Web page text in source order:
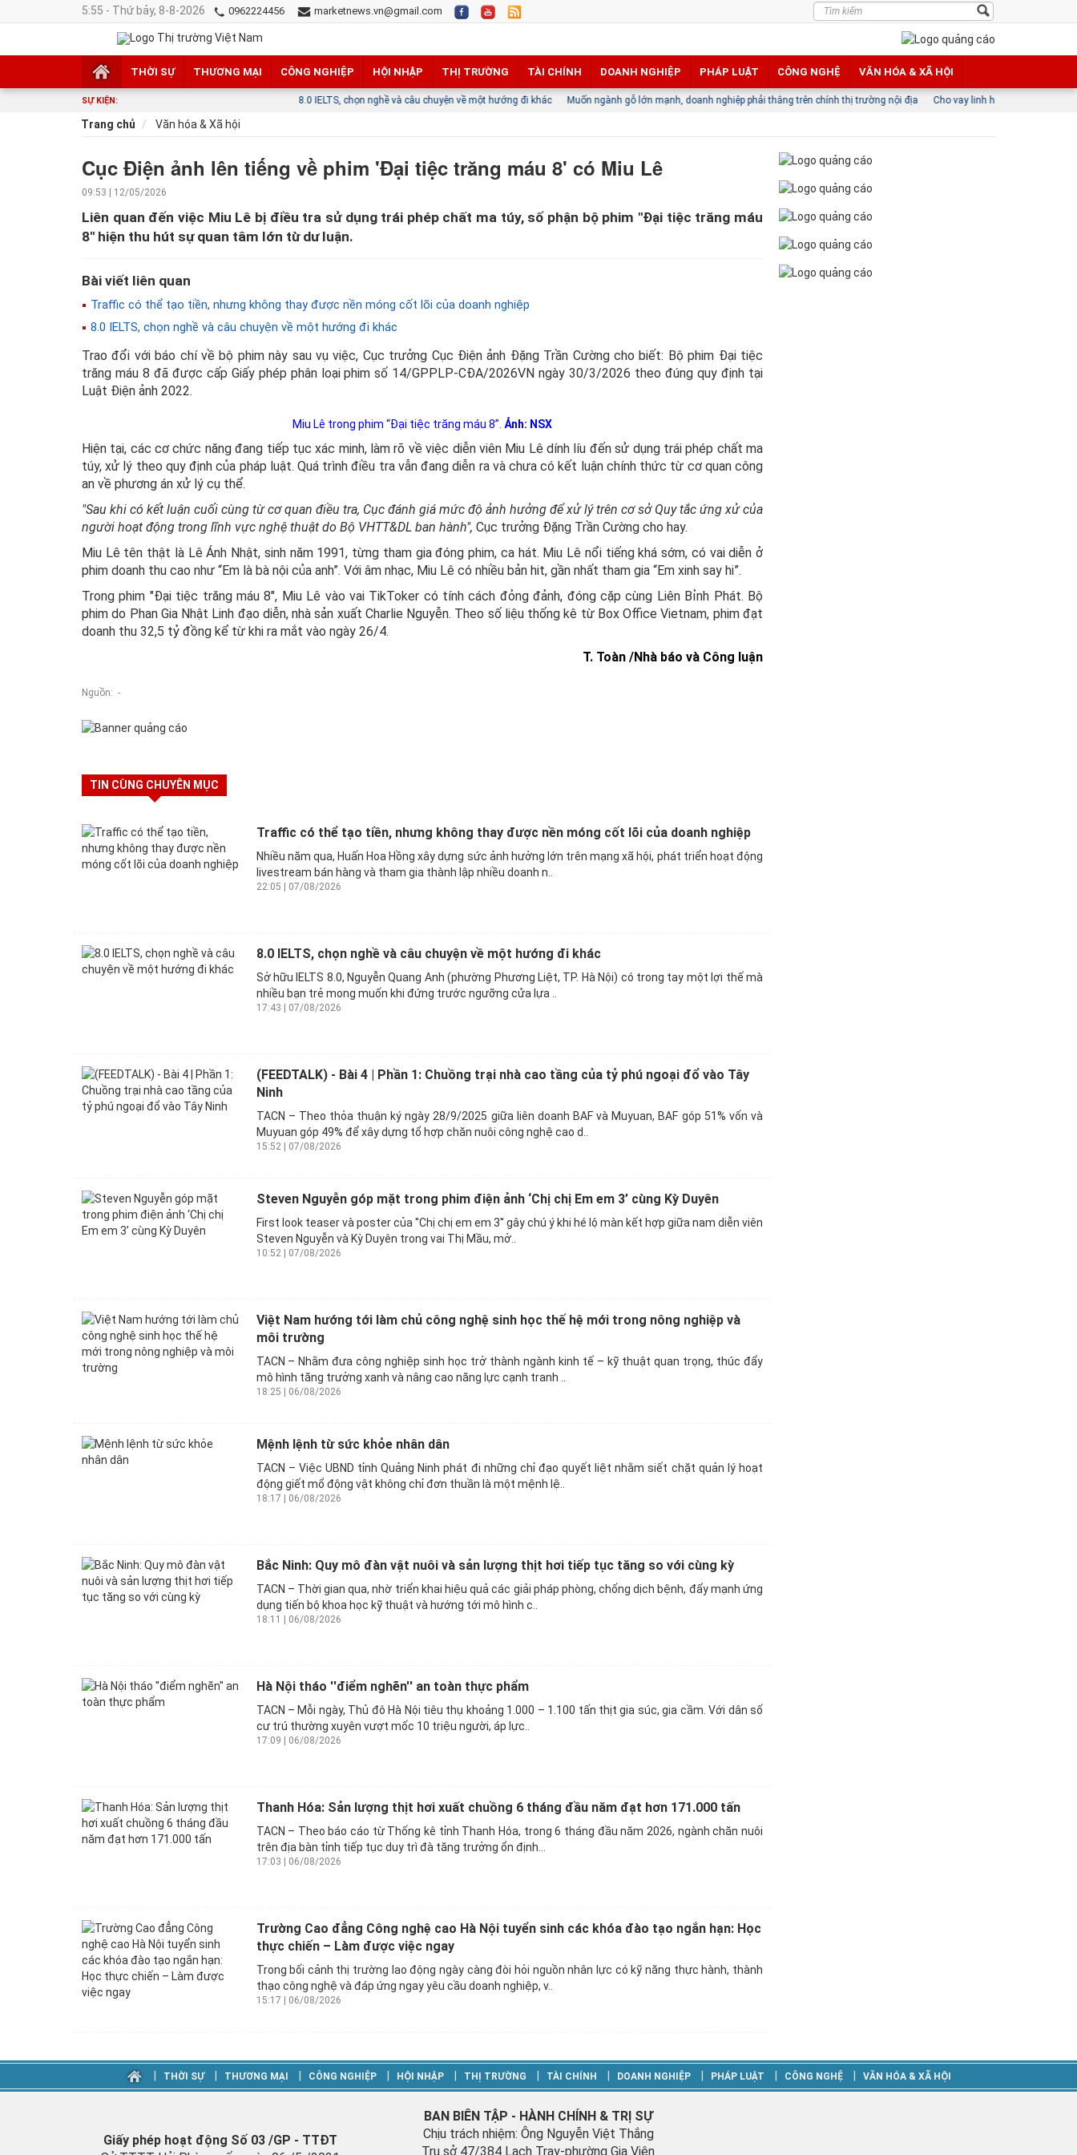
5:55 - Thứ bảy, 8-8-2026 0962224456 marketnews.vn@gmail.com
THỜI SỰ THƯƠNG MẠI CÔNG NGHIỆP HỘI NHẬP THỊ TRƯỜNG TÀI CHÍNH DOANH NGHIỆP PHÁP LUẬT CÔNG NGHỆ VĂN HÓA & XÃ HỘI
SỰ KIỆN: 8.0 IELTS, chọn nghề và câu chuyện về một hướng đi khác Muốn ngành gỗ lớn mạnh, doanh nghiệp phải thắng trên chính thị trường nội địa Cho vay linh hoạt mở lối vốn cho doanh
Trang chủ Văn hóa & Xã hội
Cục Điện ảnh lên tiếng về phim 'Đại tiệc trăng máu 8' có Miu Lê
09:53 | 12/05/2026
Liên quan đến việc Miu Lê bị điều tra sử dụng trái phép chất ma túy, số phận bộ phim ''Đại tiệc trăng máu
8'' hiện thu hút sự quan tâm lớn từ dư luận.
Bài viết liên quan
Traffic có thể tạo tiền, nhưng không thay được nền móng cốt lõi của doanh nghiệp
8.0 IELTS, chọn nghề và câu chuyện về một hướng đi khác
Trao đổi với báo chí về bộ phim này sau vụ việc, Cục trưởng Cục Điện ảnh Đặng Trần Cường cho biết: Bộ phim Đại tiệc
trăng máu 8 đã được cấp Giấy phép phân loại phim số 14/GPPLP-CĐA/2026VN ngày 30/3/2026 theo đúng quy định tại
Luật Điện ảnh 2022.
Miu Lê trong phim “Đại tiệc trăng máu 8”. Ảnh: NSX
Hiện tại, các cơ chức năng đang tiếp tục xác minh, làm rõ về việc diễn viên Miu Lê dính líu đến sử dụng trái phép chất ma
túy, xử lý theo quy định của pháp luật. Quá trình điều tra vẫn đang diễn ra và chưa có kết luận chính thức từ cơ quan công
an về phương án xử lý cụ thể.
"Sau khi có kết luận cuối cùng từ cơ quan điều tra, Cục đánh giá mức độ ảnh hưởng để xử lý trên cơ sở Quy tắc ứng xử của
người hoạt động trong lĩnh vực nghệ thuật do Bộ VHTT&DL ban hành", Cục trưởng Đặng Trần Cường cho hay.
Miu Lê tên thật là Lê Ánh Nhật, sinh năm 1991, từng tham gia đóng phim, ca hát. Miu Lê nổi tiếng khá sớm, có vai diễn ở
phim doanh thu cao như “Em là bà nội của anh”. Với âm nhạc, Miu Lê có nhiều bản hit, gần nhất tham gia “Em xinh say hi”.
Trong phim "Đại tiệc trăng máu 8", Miu Lê vào vai TikToker có tính cách đỏng đảnh, đóng cặp cùng Liên Bỉnh Phát. Bộ
phim do Phan Gia Nhật Linh đạo diễn, nhà sản xuất Charlie Nguyễn. Theo số liệu thống kê từ Box Office Vietnam, phim đạt
doanh thu 32,5 tỷ đồng kể từ khi ra mắt vào ngày 26/4.
T. Toàn /Nhà báo và Công luận
Nguồn: -
TIN CÙNG CHUYÊN MỤC
Traffic có thể tạo tiền, nhưng không thay được nền móng cốt lõi của doanh nghiệp
Nhiều năm qua, Huấn Hoa Hồng xây dựng sức ảnh hưởng lớn trên mạng xã hội, phát triển hoạt động
livestream bán hàng và tham gia thành lập nhiều doanh n..
22:05 | 07/08/2026
8.0 IELTS, chọn nghề và câu chuyện về một hướng đi khác
Sở hữu IELTS 8.0, Nguyễn Quang Anh (phường Phương Liệt, TP. Hà Nội) có trong tay một lợi thế mà
nhiều bạn trẻ mong muốn khi đứng trước ngưỡng cửa lựa ..
17:43 | 07/08/2026
(FEEDTALK) - Bài 4 | Phần 1: Chuồng trại nhà cao tầng của tỷ phú ngoại đổ vào Tây
Ninh
TACN – Theo thỏa thuận ký ngày 28/9/2025 giữa liên doanh BAF và Muyuan, BAF góp 51% vốn và
Muyuan góp 49% để xây dựng tổ hợp chăn nuôi công nghệ cao d..
15:52 | 07/08/2026
Steven Nguyễn góp mặt trong phim điện ảnh ‘Chị chị Em em 3’ cùng Kỳ Duyên
First look teaser và poster của ''Chị chị em em 3'' gây chú ý khi hé lộ màn kết hợp giữa nam diễn viên
Steven Nguyễn và Kỳ Duyên trong vai Thị Mầu, mở..
10:52 | 07/08/2026
Việt Nam hướng tới làm chủ công nghệ sinh học thế hệ mới trong nông nghiệp và
môi trường
TACN – Nhằm đưa công nghiệp sinh học trở thành ngành kinh tế – kỹ thuật quan trọng, thúc đẩy
mô hình tăng trưởng xanh và nâng cao năng lực cạnh tranh ..
18:25 | 06/08/2026
Mệnh lệnh từ sức khỏe nhân dân
TACN – Việc UBND tỉnh Quảng Ninh phát đi những chỉ đạo quyết liệt nhằm siết chặt quản lý hoạt
động giết mổ động vật không chỉ đơn thuần là một mệnh lệ..
18:17 | 06/08/2026
Bắc Ninh: Quy mô đàn vật nuôi và sản lượng thịt hơi tiếp tục tăng so với cùng kỳ
TACN – Thời gian qua, nhờ triển khai hiệu quả các giải pháp phòng, chống dịch bệnh, đẩy mạnh ứng
dụng tiến bộ khoa học kỹ thuật và hướng tới mô hình c..
18:11 | 06/08/2026
Hà Nội tháo ''điểm nghẽn'' an toàn thực phẩm
TACN – Mỗi ngày, Thủ đô Hà Nội tiêu thụ khoảng 1.000 – 1.100 tấn thịt gia súc, gia cầm. Với dân số
cư trú thường xuyên vượt mốc 10 triệu người, áp lực..
17:09 | 06/08/2026
Thanh Hóa: Sản lượng thịt hơi xuất chuồng 6 tháng đầu năm đạt hơn 171.000 tấn
TACN – Theo báo cáo từ Thống kê tỉnh Thanh Hóa, trong 6 tháng đầu năm 2026, ngành chăn nuôi
trên địa bàn tỉnh tiếp tục duy trì đà tăng trưởng ổn định...
17:03 | 06/08/2026
Trường Cao đẳng Công nghệ cao Hà Nội tuyển sinh các khóa đào tạo ngắn hạn: Học
thực chiến – Làm được việc ngay
Trong bối cảnh thị trường lao động ngày càng đòi hỏi nguồn nhân lực có kỹ năng thực hành, thành
thạo công nghệ và đáp ứng ngay yêu cầu doanh nghiệp, v..
15:17 | 06/08/2026
‎| THỜI SỰ ‎| THƯƠNG MẠI ‎| CÔNG NGHIỆP ‎| HỘI NHẬP ‎| THỊ TRƯỜNG ‎| TÀI CHÍNH ‎| DOANH NGHIỆP ‎| PHÁP LUẬT ‎| CÔNG NGHỆ ‎| VĂN HÓA & XÃ HỘI
Giấy phép hoạt động Số 03 /GP - TTĐT
BAN BIÊN TẬP - HÀNH CHÍNH & TRỊ SỰ
Chịu trách nhiệm: Ông Nguyễn Việt Thắng
Trụ sở 47/384 Lạch Tray-phường Gia Viên